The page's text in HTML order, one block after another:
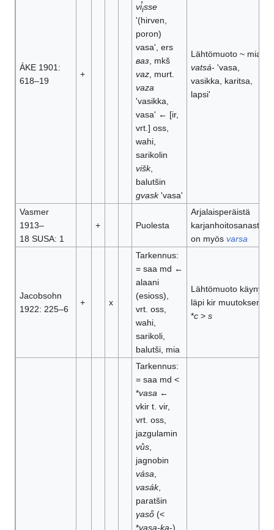
ÁKE 1901:
618–19
+
vi̊isse
'(hirven,
poron)
vasa', ers
ваз , mkš
vaz, murt.
vaza
'vasikka,
vasa' ← [ir,
vrt.] oss,
wahi,
sarikolin
višk,
balutšin
gvask'vasa'
Lähtömuoto ~ mia
vatsá- 'vasa,
vasikka, karitsa,
lapsi'
Vasmer
1913–
18 SUSA: 1
+ Puolesta
Arjalaisperäistä
karjanhoitosanastoa
on myös varsa
Jacobsohn
1922: 225–6
+ x
Tarkennus:
= saa md ←
alaani
(esioss),
vrt. oss,
wahi,
sarikoli,
balutši, mia
Lähtömuoto käynyt
läpi kir muutoksen
*c> s
Tarkennus:
= saa md <
*vasa ←
vkir t. vir,
vrt. oss,
jazgulamin
vůs,
jagnobin
vása
vasák,
paratšin
γasȫ(<
*vasa-ka-),